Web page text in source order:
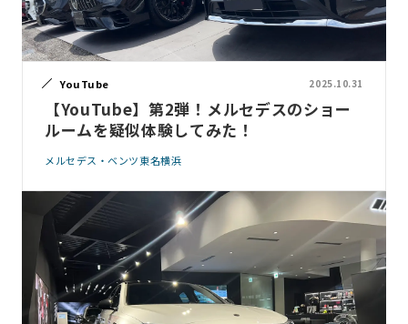
YouTube 2025.10.31
【YouTube】第2弾！メルセデスのショー
ルームを疑似体験してみた！
メルセデス・ベンツ東名横浜